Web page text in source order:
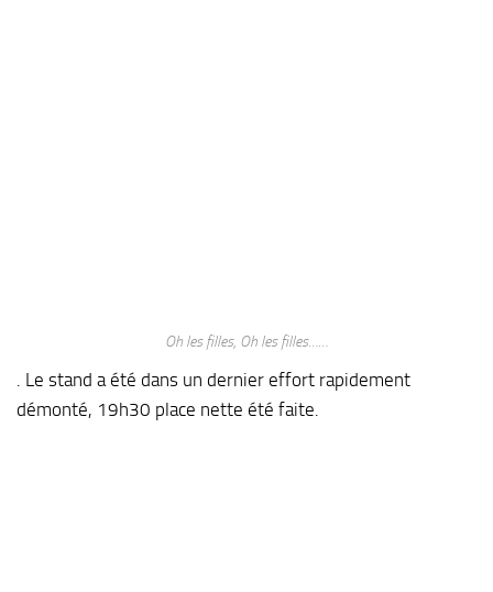
Oh les filles, Oh les filles……
. Le stand a été dans un dernier effort rapidement
démonté, 19h30 place nette été faite.